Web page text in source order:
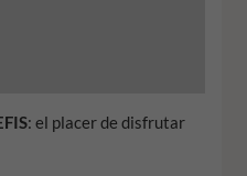
: el placer de disfrutar